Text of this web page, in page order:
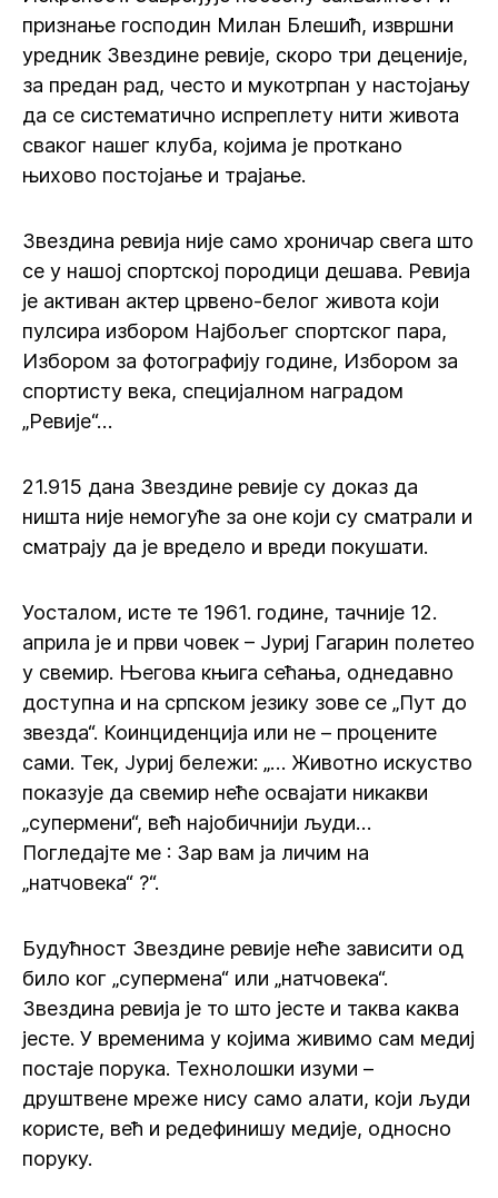
признање господин Милан Блешић, извршни
уредник Звездине ревије, скоро три деценије,
за предан рад, често и мукотрпан у настојању
да се систематично испреплету нити живота
сваког нашег клуба, којима је проткано
њихово постојање и трајање.
Звездина ревија није само хроничар свега што
се у нашој спортској породици дешава. Ревија
је активан актер црвено-белог живота који
пулсира избором Најбољег спортског пара,
Избором за фотографију године, Избором за
спортисту века, специјалном наградом
„Ревије“…
21.915 дана Звездине ревије су доказ да
ништа није немогуће за оне који су сматрали и
сматрају да је вредело и вреди покушати.
Уосталом, исте те 1961. године, тачније 12.
априла је и први човек – Јуриј Гагарин полетео
у свемир. Његова књига сећања, однедавно
доступна и на српском језику зове се „Пут до
звезда“. Коинциденција или не – процените
сами. Тек, Јуриј бележи: „… Животно искуство
показује да свемир неће освајати никакви
„супермени“, већ најобичнији људи…
Погледајте ме : Зар вам ја личим на
„натчовека“ ?“.
Будућност Звездине ревије неће зависити од
било ког „супермена“ или „натчовека“.
Звездина ревија је то што јесте и таква каква
јесте. У временима у којима живимо сам медиј
постаје порука. Технолошки изуми –
друштвене мреже нису само алати, који људи
користе, већ и редефинишу медије, односно
поруку.